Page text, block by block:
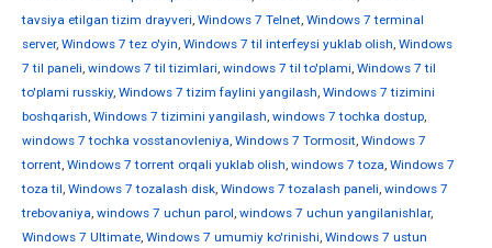
tavsiya etilgan tizim drayveri, Windows 7 Telnet, Windows 7 terminal
server, Windows 7 tez o'yin, Windows 7 til interfeysi yuklab olish, Windows
7 til paneli, windows 7 til tizimlari, windows 7 til to'plami, Windows 7 til
to'plami russkiy, Windows 7 tizim faylini yangilash, Windows 7 tizimini
boshqarish, Windows 7 tizimini yangilash, windows 7 tochka dostup,
windows 7 tochka vosstanovleniya, Windows 7 Tormosit, Windows 7
torrent, Windows 7 torrent orqali yuklab olish, windows 7 toza, Windows 7
toza til, Windows 7 tozalash disk, Windows 7 tozalash paneli, windows 7
trebovaniya, windows 7 uchun parol, windows 7 uchun yangilanishlar,
Windows 7 Ultimate, Windows 7 umumiy ko'rinishi, Windows 7 ustun